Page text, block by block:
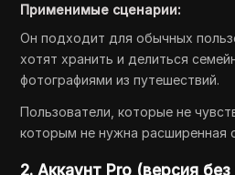
Применимые сценарии:
Он подходит для обычных
хотят хранить и делиться
фотографиями из путешествий.
Пользователи, которые не
которым не нужна расширенная
2. Аккаунт Pro (версия